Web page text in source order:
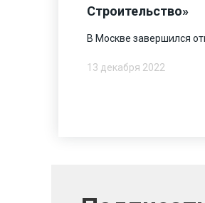
Строительство»
В Москве завершился
13 декабря 2022